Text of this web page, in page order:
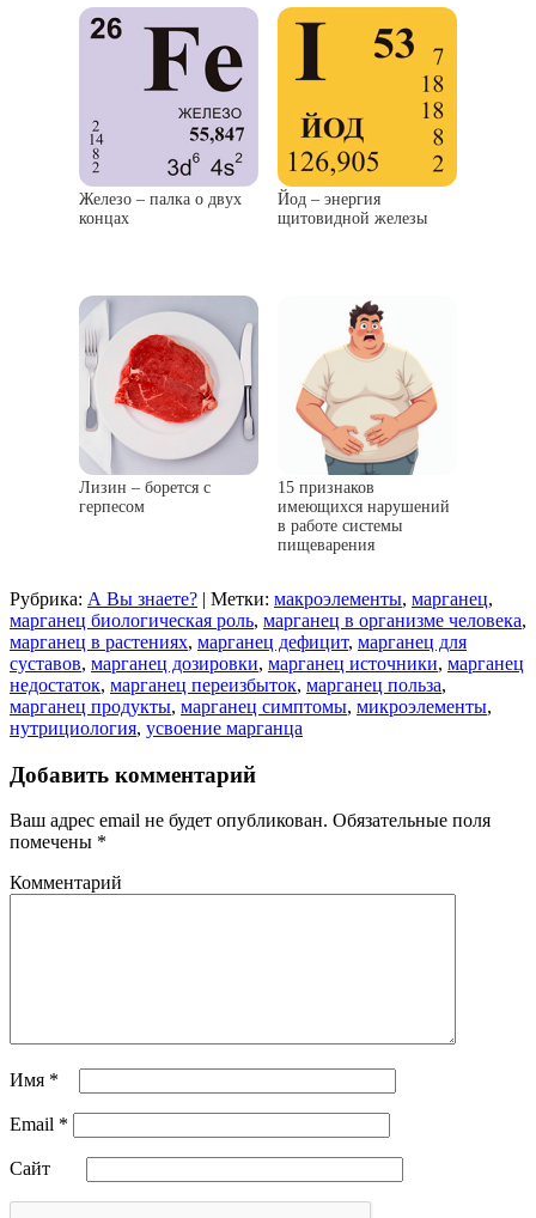
Железо – палка о двух
концах
Йод – энергия
щитовидной железы
Лизин – борется с
герпесом
15 признаков
имеющихся нарушений
в работе системы
пищеварения
Рубрика: А Вы знаете? | Метки: макроэлементы, марганец,
марганец биологическая роль, марганец в организме человека,
марганец в растениях, марганец дефицит, марганец для
суставов, марганец дозировки, марганец источники, марганец
недостаток, марганец переизбыток, марганец польза,
марганец продукты, марганец симптомы, микроэлементы,
нутрициология, усвоение марганца
Добавить комментарий
Ваш адрес email не будет опубликован. Обязательные поля
помечены *
Комментарий
Имя *
Email *
Сайт